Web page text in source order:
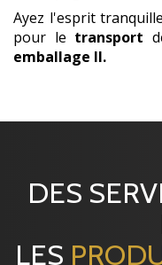
Ayez l'esprit
pour le transport
emballage II.
DES
LES